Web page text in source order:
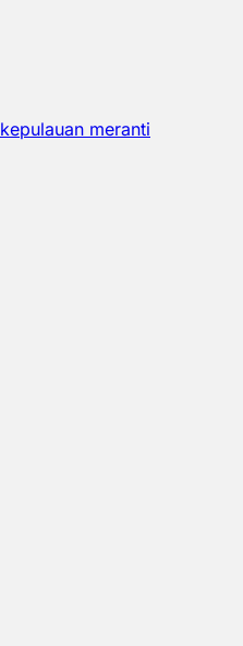
kepulauan meranti